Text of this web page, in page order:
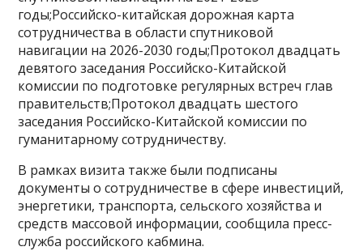
годы;Российско-китайская дорожная карта
сотрудничества в области спутниковой
навигации на 2026-2030 годы;Протокол двадцать
девятого заседания Российско-Китайской
комиссии по подготовке регулярных встреч глав
правительств;Протокол двадцать шестого
заседания Российско-Китайской комиссии по
гуманитарному сотрудничеству.
В рамках визита также были подписаны
документы о сотрудничестве в сфере инвестиций,
энергетики, транспорта, сельского хозяйства и
средств массовой информации, сообщила пресс-
служба российского кабмина.